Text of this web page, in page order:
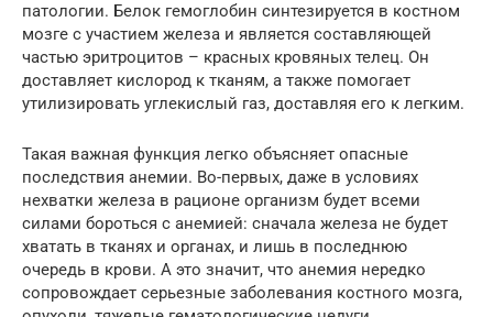
патологии. Белок гемоглобин синтезируется в костном
мозге с участием железа и является составляющей
частью эритроцитов – красных кровяных телец. Он
доставляет кислород к тканям, а также помогает
утилизировать углекислый газ, доставляя его к легким.
Такая важная функция легко объясняет опасные
последствия анемии. Во-первых, даже в условиях
нехватки железа в рационе организм будет всеми
силами бороться с анемией: сначала железа не будет
хватать в тканях и органах, и лишь в последнюю
очередь в крови. А это значит, что анемия нередко
сопровождает серьезные заболевания костного мозга,